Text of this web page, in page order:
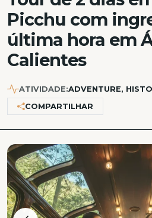
Picchu com
última hora em
Calientes
ATIVIDADE:ADVENTURE,
COMPARTILHAR